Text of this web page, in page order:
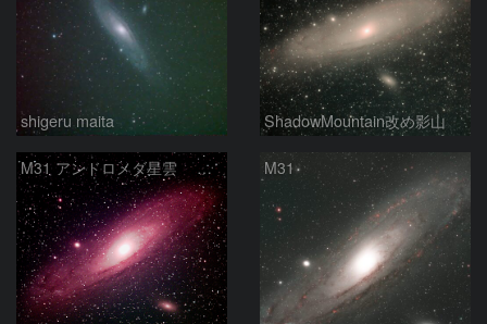
shigeru maita ShadowMountain改め影山
M31 アンドロメダ星雲 2026-1-14 M31